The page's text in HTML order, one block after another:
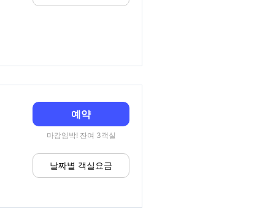
예약
마감임박! 잔여 3객실
날짜별 객실요금